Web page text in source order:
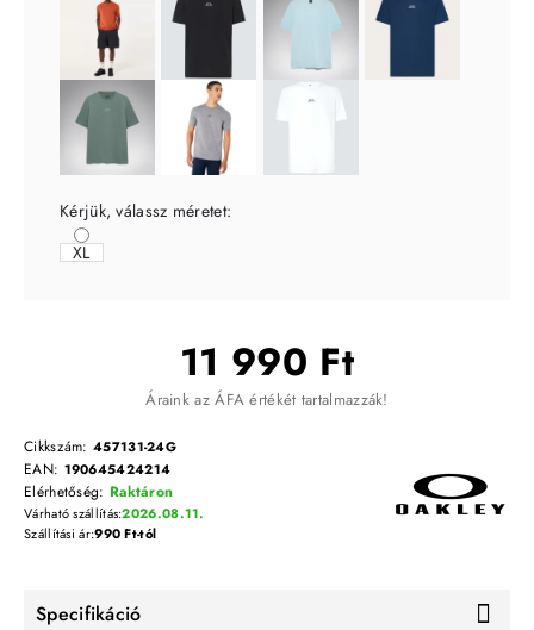
11 990 Ft
Áraink az ÁFA értékét tartalmazzák!
Cikkszám: 457131-24G
EAN: 190645424214
Elérhetőség: Raktáron
Várható szállítás:2026.08.11.
Szállítási ár:990 Ft-tól
Kérjük, válassz méretet:
XL
Specifikáció